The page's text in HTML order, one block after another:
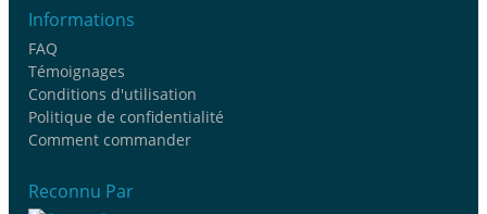
Informations
FAQ
Témoignages
Conditions d'utilisation
Politique de confidentialité
Comment commander
Reconnu Par